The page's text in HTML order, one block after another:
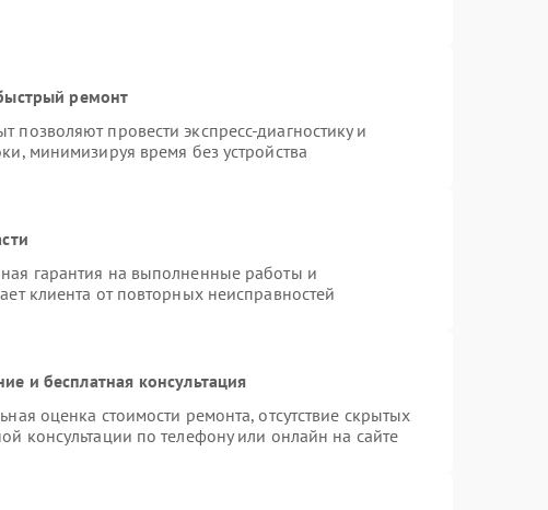
ремонт
провести экспресс-диагностику и
минимизируя время без устройства
гарантия на выполненные работы и
клиента от повторных неисправностей
и бесплатная консультация
оценка стоимости ремонта, отсутствие скрытых
консультации по телефону или онлайн на сайте